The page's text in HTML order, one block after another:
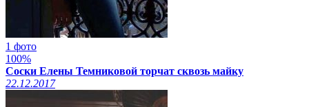
1 фото
100%
Соски Елены Темниковой торчат сквозь майку
22.12.2017